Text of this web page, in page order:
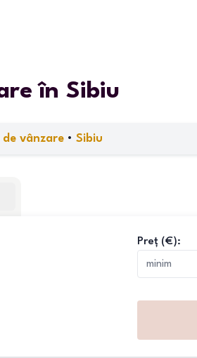
în Sibiu
vânzare • Sibiu
Preț (€):